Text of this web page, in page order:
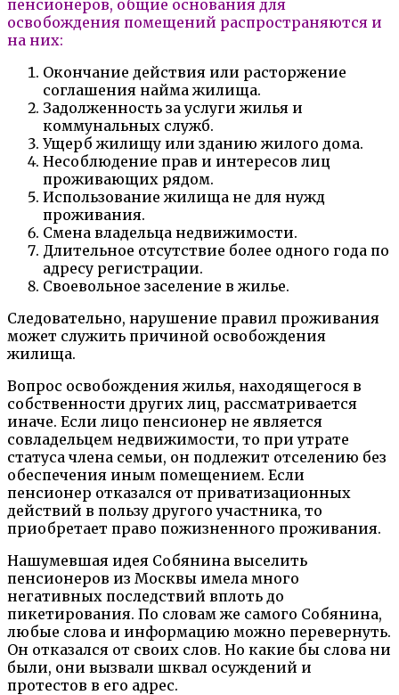
пенсионеров, общие основания для
освобождения помещений распространяются и
на них:
Окончание действия или расторжение
соглашения найма жилища.
Задолженность за услуги жилья и
коммунальных служб.
Ущерб жилищу или зданию жилого дома.
Несоблюдение прав и интересов лиц
проживающих рядом.
Использование жилища не для нужд
проживания.
Смена владельца недвижимости.
Длительное отсутствие более одного года по
адресу регистрации.
Своевольное заселение в жилье.
Следовательно, нарушение правил проживания
может служить причиной освобождения
жилища.
Вопрос освобождения жилья, находящегося в
собственности других лиц, рассматривается
иначе. Если лицо пенсионер не является
совладельцем недвижимости, то при утрате
статуса члена семьи, он подлежит отселению без
обеспечения иным помещением. Если
пенсионер отказался от приватизационных
действий в пользу другого участника, то
приобретает право пожизненного проживания.
Нашумевшая идея Собянина выселить
пенсионеров из Москвы имела много
негативных последствий вплоть до
пикетирования. По словам же самого Собянина,
любые слова и информацию можно перевернуть.
Он отказался от своих слов. Но какие бы слова ни
были, они вызвали шквал осуждений и
протестов в его адрес.